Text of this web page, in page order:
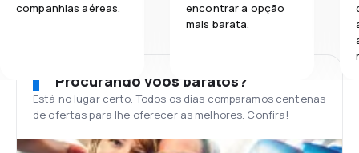
companhias aéreas.
encontrar a opção
mais barata.
Procurando voos baratos?
Está no lugar certo. Todos os dias comparamos centenas
de ofertas para lhe oferecer as melhores. Confira!